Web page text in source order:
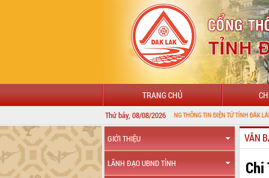
TRANG CHỦ
Thứ bảy, 08/08/2026
CHÀO MỪNG ĐẾN VỚI CỔNG THÔNG TIN ĐIỆN TỬ TỈNH ĐẮK LẮK
GIỚI THIỆU
LÃNH ĐẠO UBND TỈNH
VĂN
Chi